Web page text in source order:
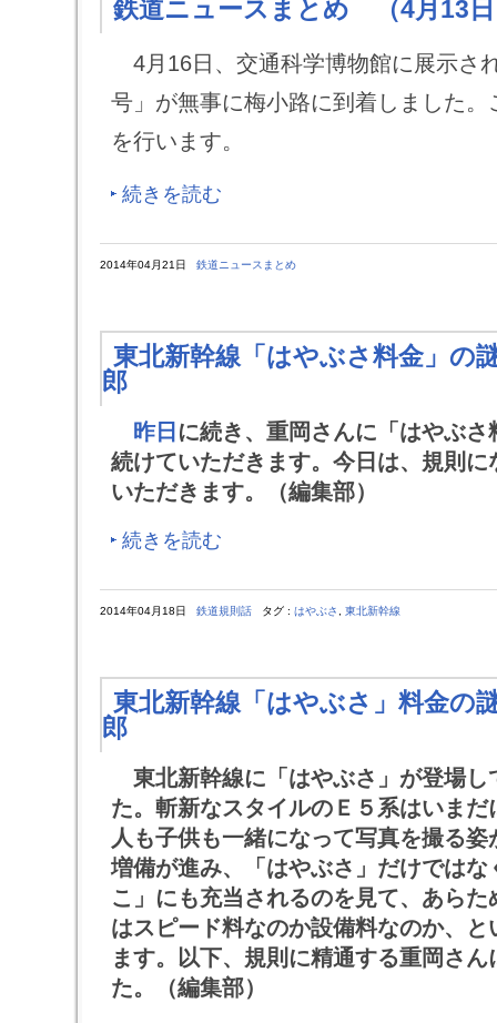
鉄道ニュースまとめ （4月13日
4月16日、交通科学博物館に展示さ
号」が無事に梅小路に到着しました
を行います。
続きを読む
2014年04月21日 鉄道ニュースまとめ
東北新幹線「はやぶさ料金
郎
昨日 に続き、重岡さんに「はやぶ
続けていただきます。今日は、規則
いただきます。（編集部）
続きを読む
2014年04月18日 鉄道規則話 タグ : はやぶさ 東北新幹線
東北新幹線「はやぶさ」料
郎
東北新幹線に「はやぶさ」が登場し
た。斬新なスタイルのＥ５系はいま
人も子供も一緒になって写真を撮る
増備が進み、「はやぶさ」だけでは
こ」にも充当されるのを見て、あら
はスピード料なのか設備料なのか、
ます。以下、規則に精通する重岡さ
た。（編集部）